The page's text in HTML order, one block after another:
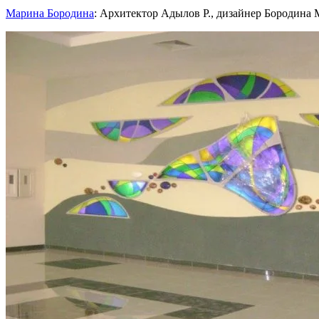
Марина Бородина: Архитектор Адылов Р., дизайнер Бородина